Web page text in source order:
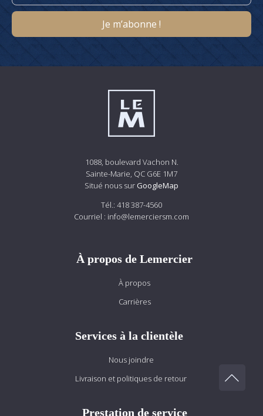
1088, boulevard Vachon N.
Sainte-Marie, QC G6E 1M7
Situé nous sur GoogleMap
Tél.: 418 387-4560
Courriel : info@lemerciersm.com
À propos de Lemercier
À propos
Carrières
Services à la clientèle
Nous joindre
Livraison et politiques de retour
Prestation de service